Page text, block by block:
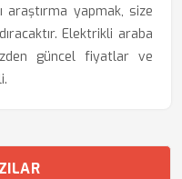
araştırma yapmak, size
Elektrikli araba
güncel fiyatlar ve